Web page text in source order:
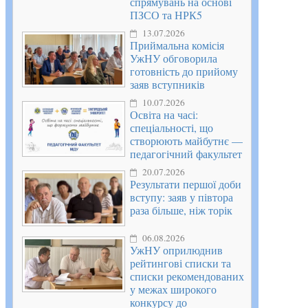
ПЗСО та НРК5
13.07.2026
Приймальна комісія
УжНУ обговорила
готовність до прийому
заяв вступників
10.07.2026
Освіта на часі:
спеціальності, що
створюють майбутнє —
педагогічний факультет
20.07.2026
Результати першої доби
вступу: заяв у півтора
раза більше, ніж торік
06.08.2026
УжНУ оприлюднив
рейтингові списки та
списки рекомендованих
у межах широкого
конкурсу до